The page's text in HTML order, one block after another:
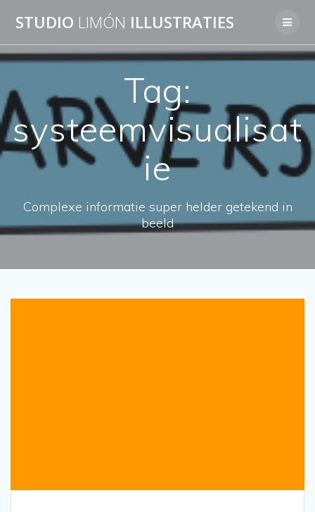
to
STUDIO LIMÓN ILLUSTRATIES
Tag:
systeemvisualisat
ie
Complexe informatie super helder getekend in
beeld